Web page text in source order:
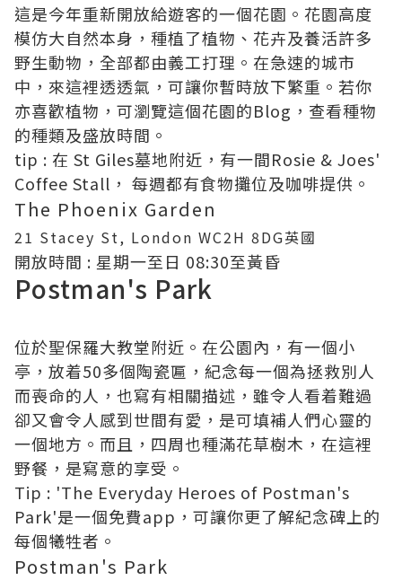
這是今年重新開放給遊客的一個花園。花園高度
模仿大自然本身，種植了植物、花卉及養活許多
野生動物，全部都由義工打理。在急速的城市
中，來這裡透透氣，可讓你暫時放下繁重。若你
亦喜歡植物，可瀏覽這個花園的Blog，查看種物
的種類及盛放時間。
tip : 在 St Giles墓地附近，有一間Rosie & Joes'
Coffee Stall， 每週都有食物攤位及咖啡提供。
The Phoenix Garden
21 Stacey St, London WC2H 8DG英國
開放時間 : 星期一至日 08:30至黃昏
Postman's Park
位於聖保羅大教堂附近。在公園內，有一個小
亭，放着50多個陶瓷匾，紀念每一個為拯救別人
而喪命的人，也寫有相關描述，雖令人看着難過
卻又會令人感到世間有愛，是可填補人們心靈的
一個地方。而且，四周也種滿花草樹木，在這裡
野餐，是寫意的享受。
Tip : 'The Everyday Heroes of Postman's
Park'是一個免費app，可讓你更了解紀念碑上的
每個犧牲者。
Postman's Park